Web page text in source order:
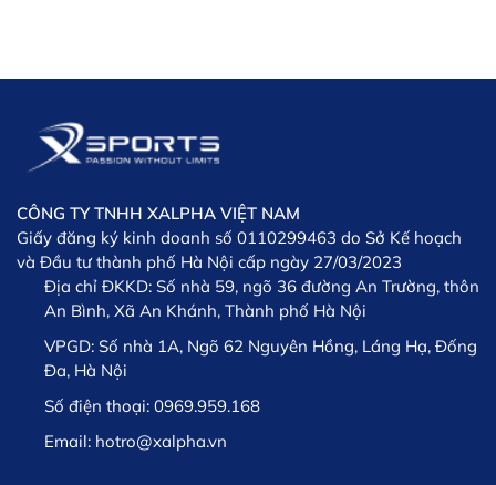
CÔNG TY TNHH XALPHA VIỆT NAM
Giấy đăng ký kinh doanh số 0110299463 do Sở Kế hoạch
và Đầu tư thành phố Hà Nội cấp ngày 27/03/2023
Địa chỉ ĐKKD: Số nhà 59, ngõ 36 đường An Trường, thôn
An Bình, Xã An Khánh, Thành phố Hà Nội
VPGD: Số nhà 1A, Ngõ 62 Nguyên Hồng, Láng Hạ, Đống
Đa, Hà Nội
Số điện thoại: 0969.959.168
Email: hotro@xalpha.vn